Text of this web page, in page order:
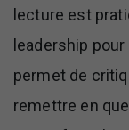
lecture est
leadership
permet de
remettre en